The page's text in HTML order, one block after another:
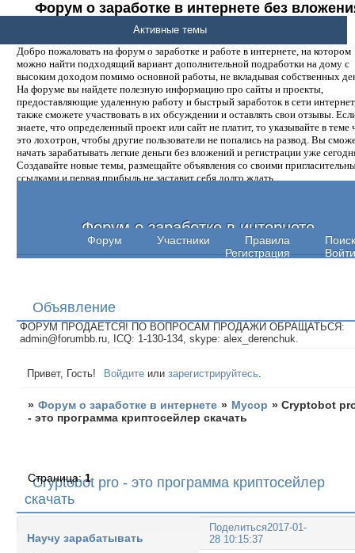
Форум о заработке в интернете без
денег.
Добро пожаловать на форум о заработке и работе в интернете, на котором
можно найти подходящий вариант дополнительной подработки на дому с
высоким доходом помимо основной работы, не вкладывая собственных
На форуме вы найдете полезную информацию про сайты и проекты,
предоставляющие удаленную работу и быстрый заработок в сети
также сможете участвовать в их обсуждении и оставлять свои отзывы.
знаете, что определенный проект или сайт не платит, то указывайте в теме
это лохотрон, чтобы другие пользователи не попались на развод. Вы
начать зарабатывать легкие деньги без вложений и регистрации уже
Создавайте новые темы, размещайте объявления со своими
ссылками и первая прибыль не заставит себя долго ждать.
Форум о заработке в интернете
Форум Участники Правила
Поиск
Регистрация
Войти
Активные темы
Объявление
ФОРУМ ПРОДАЕТСЯ! ПО ВОПРОСАМ ПРОДАЖИ ОБРАЩАТЬСЯ:
admin@forumbb.ru, ICQ: 1-130-134, skype: alex_derenchuk.
Привет, Гость! Войдите илизарегистрируйтесь
» Форум о заработке в интернете » Мусор »Cryptobot
- это программа криптосейлер скачать
Cryptobot pro - это программа криптосейлер
скачать
Страница:1
Поделиться2017-01-
28 10:15:37
Научу зарабатывать